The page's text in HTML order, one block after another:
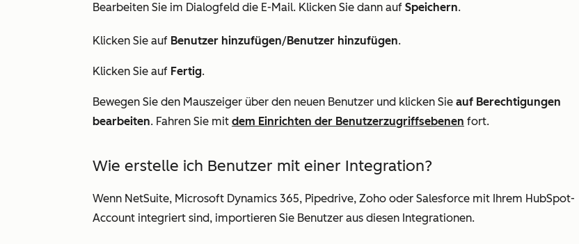
Bearbeiten Sie im Dialogfeld die E-Mail. Klicken Sie dann auf Speichern.
Klicken Sie auf Benutzer hinzufügen/Benutzer hinzufügen.
Klicken Sie auf Fertig.
Bewegen Sie den Mauszeiger über den neuen Benutzer und klicken Sie auf Berechtigungen
bearbeiten. Fahren Sie mit dem Einrichten der Benutzerzugriffsebenen fort.
Wie erstelle ich Benutzer mit einer Integration?
Wenn NetSuite, Microsoft Dynamics 365, Pipedrive, Zoho oder Salesforce mit Ihrem HubSpot-
Account integriert sind, importieren Sie Benutzer aus diesen Integrationen.